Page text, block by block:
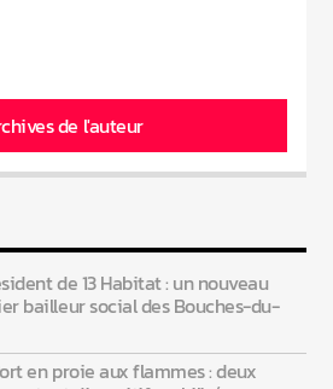
de l'auteur
de 13 Habitat : un nouveau
bailleur social des Bouches-du-
en proie aux flammes : deux